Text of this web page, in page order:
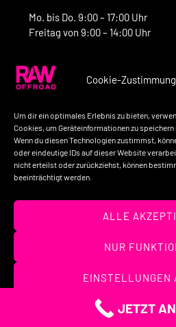
Cookie-
Um dir ein optimales Erlebnis zu bieten,
Cookies, um Geräteinformationen zu speichern
Wenn du diesen Technologien zustimmst,
oder eindeutige IDs auf dieser Website
nicht erteilst oder zurückziehst, können
beeinträchtigt werden.
ALLE
NUR
EINSTELLUNGEN
Cookies
Mo. bis Do. 9:00 – 17:00 Uhr
Freitag von 9:00 – 14:00 Uhr
Kontakt:
Telefon: +49-160-7758517
E-Mail: kontakt@raw-offroad.de
Widerrufsbelehrung
JETZT